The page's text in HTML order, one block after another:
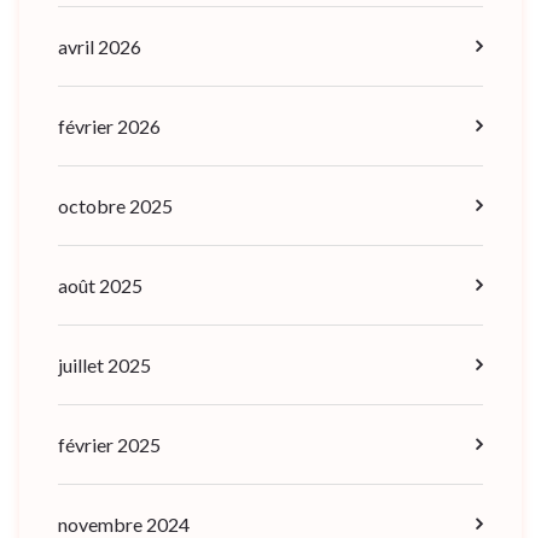
avril 2026
février 2026
octobre 2025
août 2025
juillet 2025
février 2025
novembre 2024